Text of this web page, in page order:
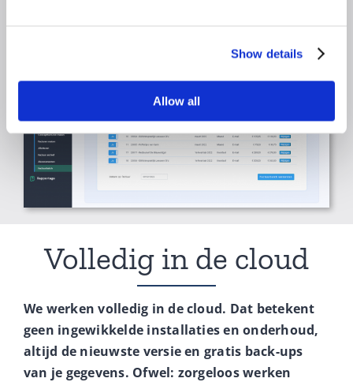
Show details
Allow all
Volledig in de cloud
We werken volledig in de cloud. Dat betekent
geen ingewikkelde installaties en onderhoud,
altijd de nieuwste versie en gratis back-ups
van je gegevens. Ofwel: zorgeloos werken